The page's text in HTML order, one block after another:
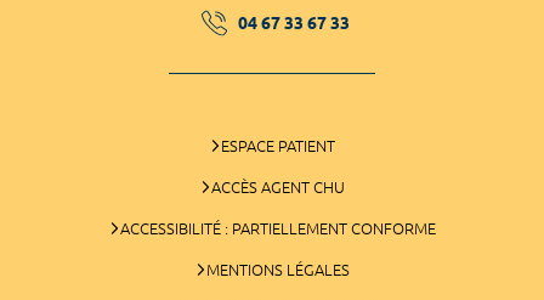
04 67 33 67 33
ESPACE PATIENT
ACCÈS AGENT CHU
ACCESSIBILITÉ : PARTIELLEMENT CONFORME
MENTIONS LÉGALES